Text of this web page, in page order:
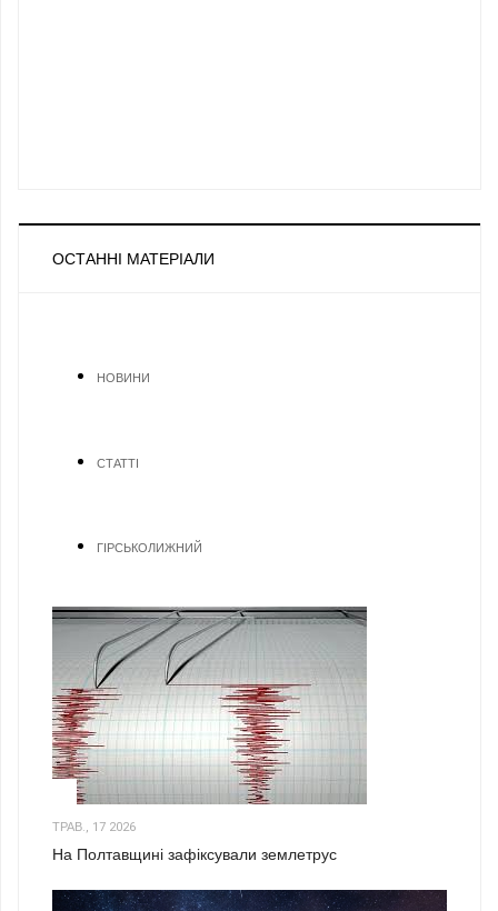
ОСТАННІ МАТЕРІАЛИ
НОВИНИ
СТАТТІ
ГІРСЬКОЛИЖНИЙ
ТРАВ., 17 2026
На Полтавщині зафіксували землетрус